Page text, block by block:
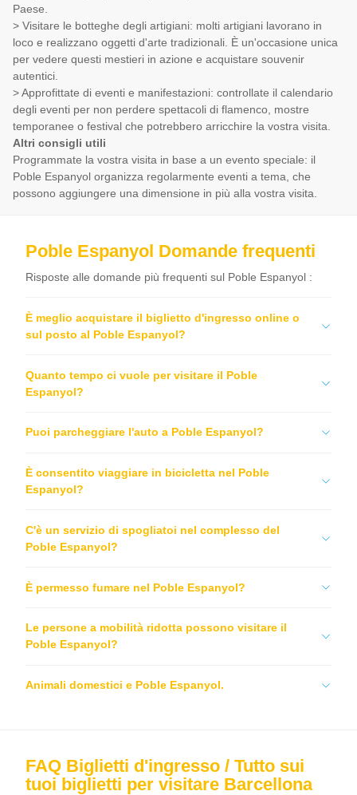
Paese.
> Visitare le botteghe degli artigiani: molti artigiani lavorano in
loco e realizzano oggetti d'arte tradizionali. È un'occasione unica
per vedere questi mestieri in azione e acquistare souvenir
autentici.
> Approfittate di eventi e manifestazioni: controllate il calendario
degli eventi per non perdere spettacoli di flamenco, mostre
temporanee o festival che potrebbero arricchire la vostra visita.
Altri consigli utili
Programmate la vostra visita in base a un evento speciale: il
Poble Espanyol organizza regolarmente eventi a tema, che
possono aggiungere una dimensione in più alla vostra visita.
Poble Espanyol Domande frequenti
Risposte alle domande più frequenti sul Poble Espanyol :
È meglio acquistare il biglietto d'ingresso online o
sul posto al Poble Espanyol?
Quanto tempo ci vuole per visitare il Poble
Espanyol?
Puoi parcheggiare l'auto a Poble Espanyol?
È consentito viaggiare in bicicletta nel Poble
Espanyol?
C'è un servizio di spogliatoi nel complesso del
Poble Espanyol?
È permesso fumare nel Poble Espanyol?
Le persone a mobilità ridotta possono visitare il
Poble Espanyol?
Animali domestici e Poble Espanyol.
FAQ Biglietti d'ingresso / Tutto sui
tuoi biglietti per visitare Barcellona